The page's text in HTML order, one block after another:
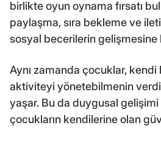
birlikte oyun oynama fırsatı
paylaşma, sıra bekleme ve
sosyal becerilerin gelişmesine
Aynı zamanda çocuklar, kendi
aktiviteyi yönetebilmenin
yaşar. Bu da duygusal
çocukların kendilerine olan